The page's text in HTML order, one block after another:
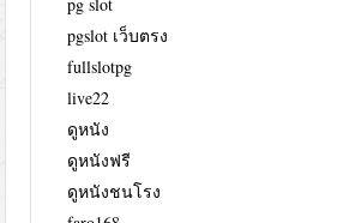
pgslot เว็บตรง
fullslotpg
live22
ดูหนัง
ดูหนังฟรี
ดูหนังชนโรง